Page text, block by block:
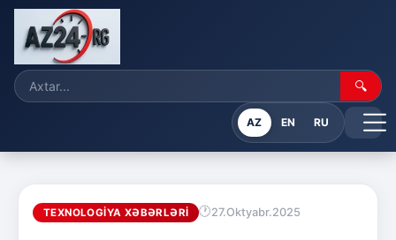
🔍
AZ EN RU
TEXNOLOGIYA XƏBƏRLƏRI 27.Oktyabr.2025